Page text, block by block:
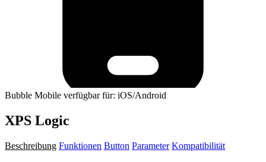
Bubble Mobile verfügbar für: iOS/Android
XPS Logic
Beschreibung Funktionen Button Parameter Kompatibilität